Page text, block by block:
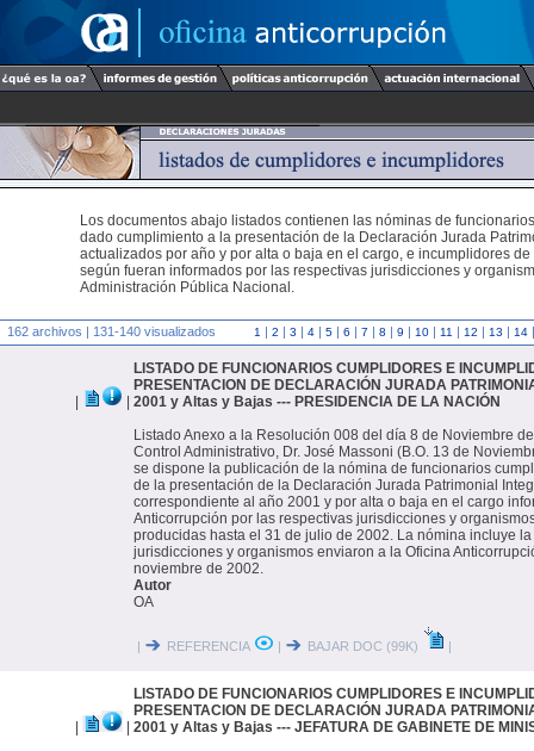
Los documentos abajo listados contienen las nóminas de
dado cumplimiento a la presentación de la Declaración Jurada
actualizados por año y por alta o baja en el cargo, e incumplidores
según fueran informados por las respectivas jurisdicciones y
Administración Pública Nacional.
162 archivos | 131-140 visualizados 1 | 2 | 3 | 4 | 5 | 6 | 7 | 8 | 9 | 10 | 11 | 12 | 13 | 14
LISTADO DE FUNCIONARIOS CUMPLIDORES E
PRESENTACION DE DECLARACIÓN JURADA
2001 y Altas y Bajas --- PRESIDENCIA DE LA NACIÓN
Listado Anexo a la Resolución 008 del día 8 de Noviembre
Control Administrativo, Dr. José Massoni (B.O. 13 de
se dispone la publicación de la nómina de funcionarios
de la presentación de la Declaración Jurada Patrimonial
correspondiente al año 2001 y por alta o baja en el cargo
Anticorrupción por las respectivas jurisdicciones y
producidas hasta el 31 de julio de 2002. La nómina incluye
jurisdicciones y organismos enviaron a la Oficina
noviembre de 2002.
Autor
OA
| REFERENCIA | BAJAR DOC (99K) |
LISTADO DE FUNCIONARIOS CUMPLIDORES E
PRESENTACION DE DECLARACIÓN JURADA
2001 y Altas y Bajas --- JEFATURA DE GABINETE DE